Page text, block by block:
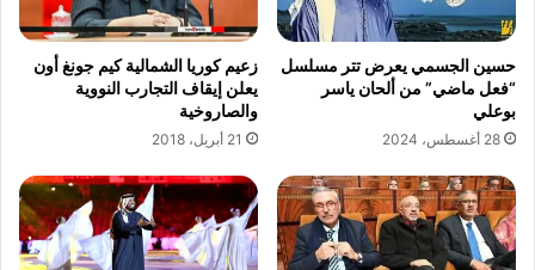
حسين الجسمي يعرض تتر مسلسل
“فعل ماضي” من ألحان ياسر
بوعلي
28 أغسطس، 2024
زعيم كوريا الشمالية كيم جونغ أون
يعلن إيقاف التجارب النووية
والصاروخية
21 أبريل، 2018